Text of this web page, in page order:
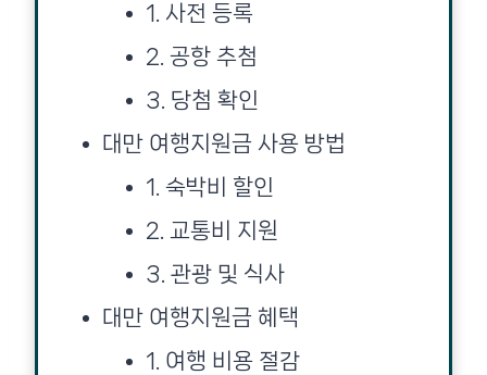
1. 사전 등록
2. 공항 추첨
3. 당첨 확인
대만 여행지원금 사용 방법
1. 숙박비 할인
2. 교통비 지원
3. 관광 및 식사
대만 여행지원금 혜택
1. 여행 비용 절감